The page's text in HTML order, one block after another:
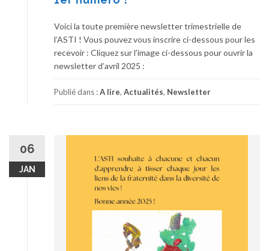
Voici la toute première newsletter trimestrielle de
l’ASTI ! Vous pouvez vous inscrire ci-dessous pour les
recevoir : Cliquez sur l’image ci-dessous pour ouvrir la
newsletter d’avril 2025 :
Publié dans :A lire, Actualités, Newsletter
06
JAN